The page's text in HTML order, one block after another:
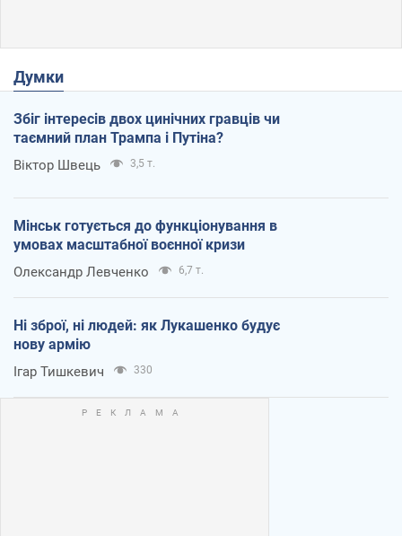
Думки
Збіг інтересів двох цинічних гравців чи
таємний план Трампа і Путіна?
Віктор Швець 3,5 т.
Мінськ готується до функціонування в
умовах масштабної воєнної кризи
Олександр Левченко 6,7 т.
Ні зброї, ні людей: як Лукашенко будує
нову армію
Ігар Тишкевич 330